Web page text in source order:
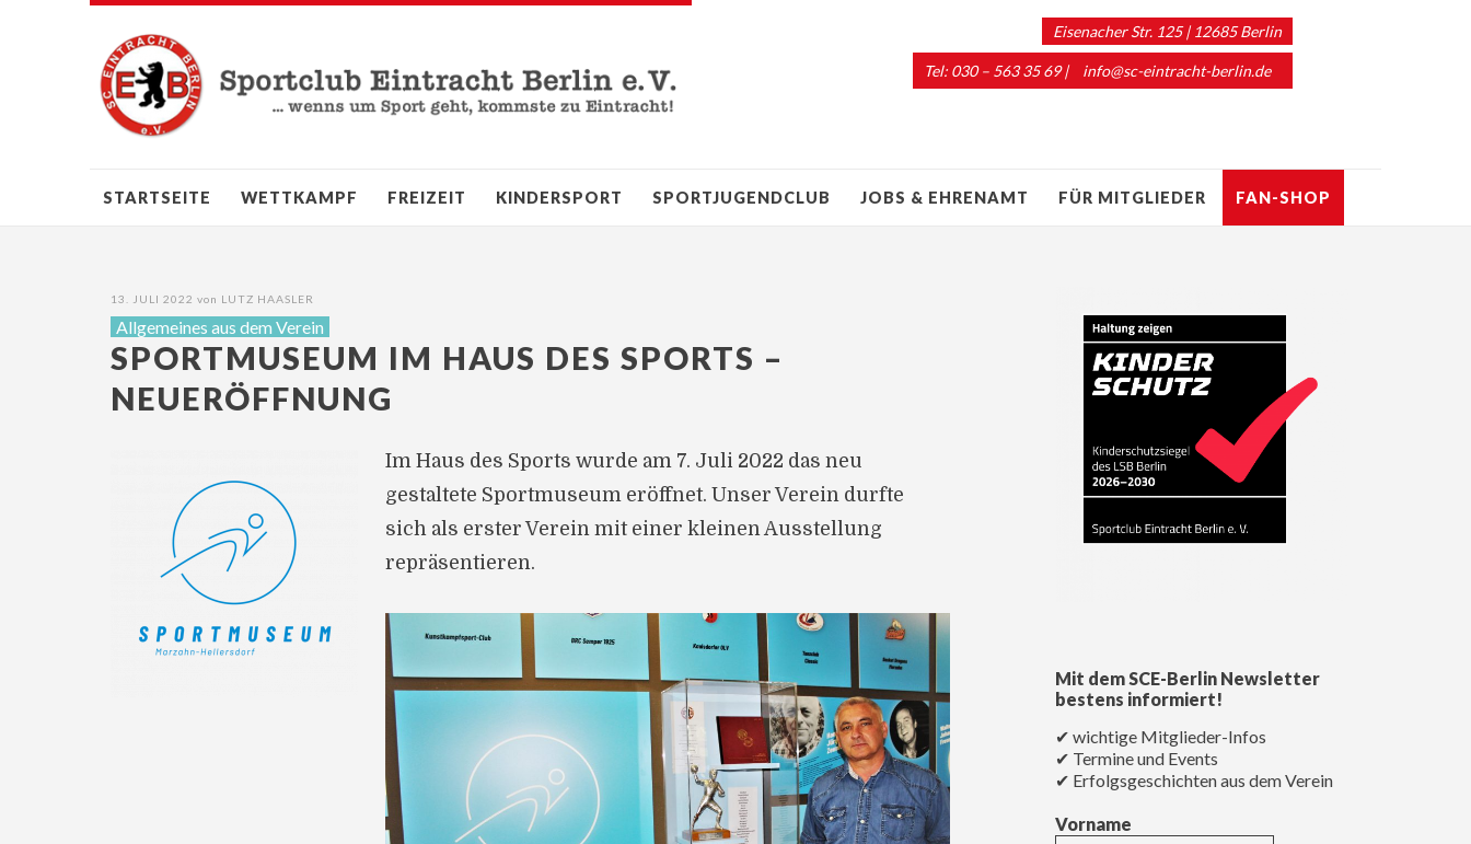
Eisenacher Str. 125 | 12685 Berlin
Tel: 030 – 563 35 69 | info@sc-eintracht-berlin.de
STARTSEITE WETTKAMPF FREIZEIT KINDERSPORT SPORTJUGENDCLUB JOBS & EHRENAMT FÜR MITGLIEDER FAN-SHOP
13. JULI 2022 von LUTZ HAASLER
Allgemeines aus dem Verein
SPORTMUSEUM IM HAUS DES SPORTS –
NEUERÖFFNUNG
Im Haus des Sports wurde am 7. Juli 2022 das neu
gestaltete Sportmuseum eröffnet. Unser Verein durfte
sich als erster Verein mit einer kleinen Ausstellung
repräsentieren.
Mit dem SCE-Berlin Newsletter
bestens informiert!
✔ wichtige Mitglieder-Infos
✔ Termine und Events
✔ Erfolgsgeschichten aus dem Verein
Vorname